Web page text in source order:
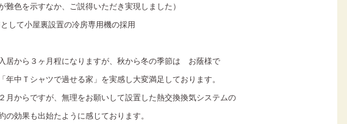
難色を示すなか、ご説得いただき実現しました）
して小屋裏設置の冷房専用機の採用
居から３ヶ月程になりますが、秋から冬の季節は お蔭様で
年中Ｔシャツで過せる家」を実感し大変満足しております。
月からですが、無理をお願いして設置した熱交換換気システムの
の効果も出始たように感じております。